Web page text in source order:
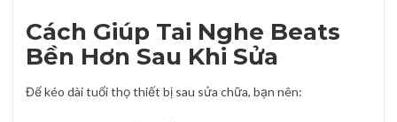
Cách Giúp Tai Nghe Beats
Bền Hơn Sau Khi Sửa
Để kéo dài tuổi thọ thiết bị sau sửa chữa, bạn nên: